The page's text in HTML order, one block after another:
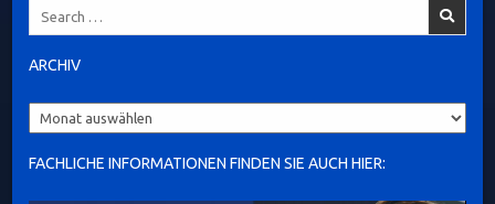
ARCHIV
Archiv
FACHLICHE INFORMATIONEN FINDEN SIE AUCH HIER: